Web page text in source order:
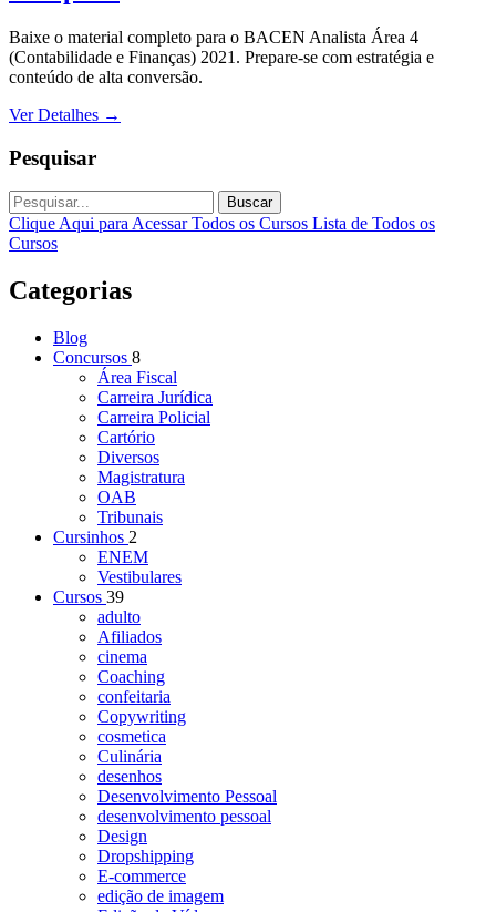
Baixe o material completo para o BACEN Analista Área 4
(Contabilidade e Finanças) 2021. Prepare-se com estratégia e
conteúdo de alta conversão.
Ver Detalhes →
Pesquisar
Buscar
Clique Aqui para Acessar Todos os Cursos Lista de Todos os
Cursos
Categorias
Blog
Concursos 8
Área Fiscal
Carreira Jurídica
Carreira Policial
Cartório
Diversos
Magistratura
OAB
Tribunais
Cursinhos 2
ENEM
Vestibulares
Cursos 39
adulto
Afiliados
cinema
Coaching
confeitaria
Copywriting
cosmetica
Culinária
desenhos
Desenvolvimento Pessoal
desenvolvimento pessoal
Design
Dropshipping
E-commerce
edição de imagem